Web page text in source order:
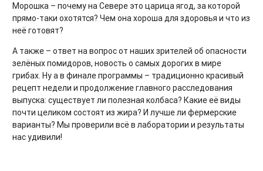
Морошка – почему на Севере это царица ягод, за которой
прямо-таки охотятся? Чем она хороша для здоровья и что из
неё готовят?
А также – ответ на вопрос от наших зрителей об опасности
зелёных помидоров, новость о самых дорогих в мире
грибах. Ну а в финале программы – традиционно красивый
рецепт недели и продолжение главного расследования
выпуска: существует ли полезная колбаса? Какие её виды
почти целиком состоят из жира? И лучше ли фермерские
варианты? Мы проверили всё в лаборатории и результаты
нас удивили!